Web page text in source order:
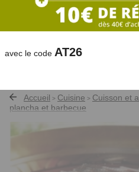
10€ de réduction dès 40€ d'achat. Offre
valable du 03/08/2026 au 12/
avec le code AT26
Accueil > Cuisine > Cuisson et
plancha et barbecue